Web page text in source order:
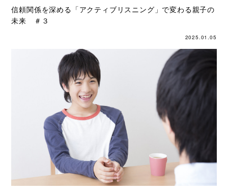
信頼関係を深める「アクティブリスニング」で変わる親子の
未来 ＃３
2025.01.05